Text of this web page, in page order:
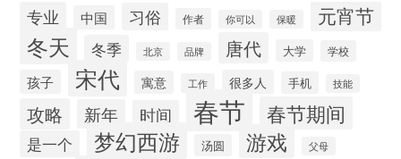
专业 中国 习俗 作者 你可以 保暖 元宵节
冬天 冬季 北京 品牌 唐代 大学 学校
孩子 宋代 寓意 工作 很多人 手机 技能
攻略 新年 时间 春节 春节期间
是一个 梦幻西游 汤圆 游戏 父母